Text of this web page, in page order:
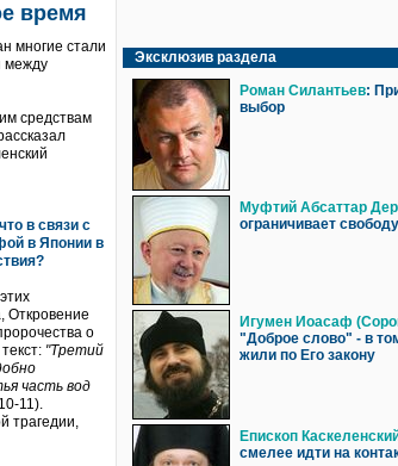
время
многие стали
между
средствам
в связи с
в Японии в
Откровение
о
"Третий
часть вод
11).
трагедии,
Эксклюзив раздела
Роман Силантьев:
выбор
Муфтий Абсаттар
ограничивает
Игумен Иоасаф
"Доброе слово" - в
жили по Его закону
Епископ
смелее идти на